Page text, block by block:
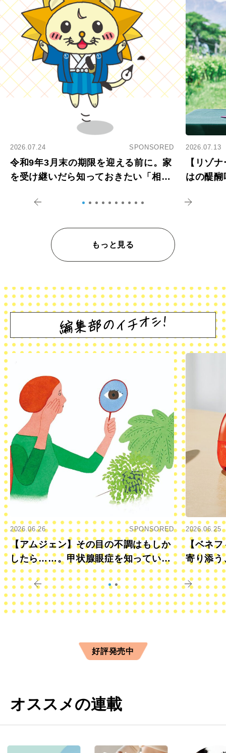
2026.07.24 SPONSORED
令和9年3月末の期限を迎える前に。家
を受け継いだら知っておきたい「相続
2026.07.13
【リゾ
はの醍
もっと見る
2026.06.26 SPONSORED
【アムジェン】その目の不調はもしか
したら……。甲状腺眼症を知っていま
すか？
2026.06.25
【ベネフ
寄り添う
きに
好評発売中
オススメの連載